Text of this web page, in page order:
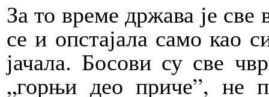
За то време држава је све
се и опстајала само као
јачала. Босови су све
„горњи део приче”, не